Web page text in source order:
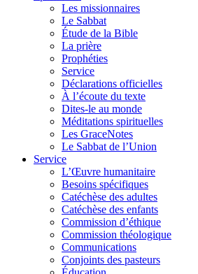
Les missionnaires
Le Sabbat
Étude de la Bible
La prière
Prophéties
Service
Déclarations officielles
À l’écoute du texte
Dites-le au monde
Méditations spirituelles
Les GraceNotes
Le Sabbat de l’Union
Service
L’Œuvre humanitaire
Besoins spécifiques
Catéchèse des adultes
Catéchèse des enfants
Commission d’éthique
Commission théologique
Communications
Conjoints des pasteurs